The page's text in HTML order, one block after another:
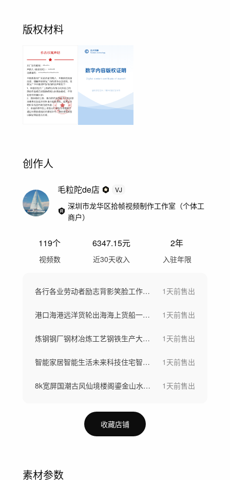
版权材料
创作人
毛粒陀de店 VJ
深圳市龙华区拾帧视频制作工作室（个体工
商户）
119个
视频数
6347.15元
近30天收入
2年
入驻年限
各行各业劳动者励志背影笑脸工作场景劳动节 1天前售出
港口海港远洋货轮出海海上货船一带一路 1天前售出
炼钢钢厂钢材冶炼工艺钢铁生产大型工厂航拍 1天前售出
智能家居智能生活未来科技住宅智慧社区 1天前售出
8k宽屏国潮古风仙境楼阁鎏金山水仙鹤背景 1天前售出
收藏店铺
素材参数